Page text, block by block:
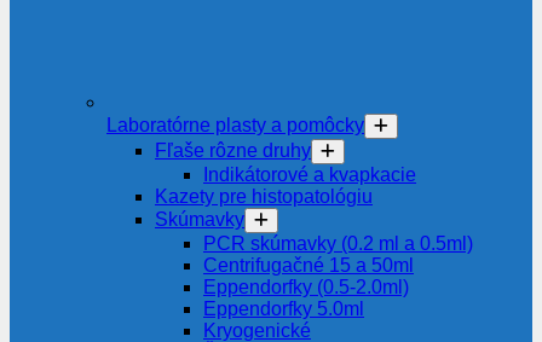
Laboratórne plasty a pomôcky
Fľaše rôzne druhy
Indikátorové a kvapkacie
Kazety pre histopatológiu
Skúmavky
PCR skúmavky (0.2 ml a 0.5ml)
Centrifugačné 15 a 50ml
Eppendorfky (0.5-2.0ml)
Eppendorfky 5.0ml
Kryogenické